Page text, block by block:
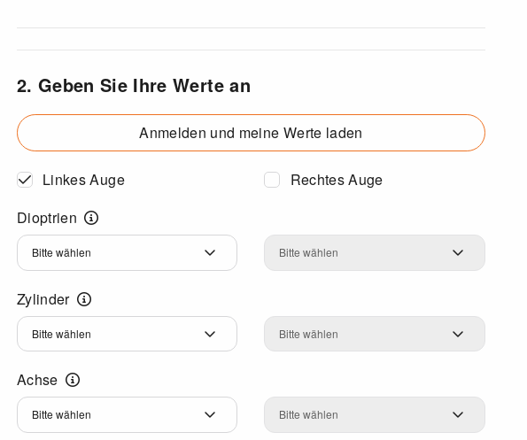
2. Geben Sie Ihre Werte an
Anmelden und meine Werte laden
Linkes Auge
Rechtes Auge
Dioptrien
Dioptrien
Dioptrien
Zylinder
Zylinder
Zylinder
Achse
Achse
Achse